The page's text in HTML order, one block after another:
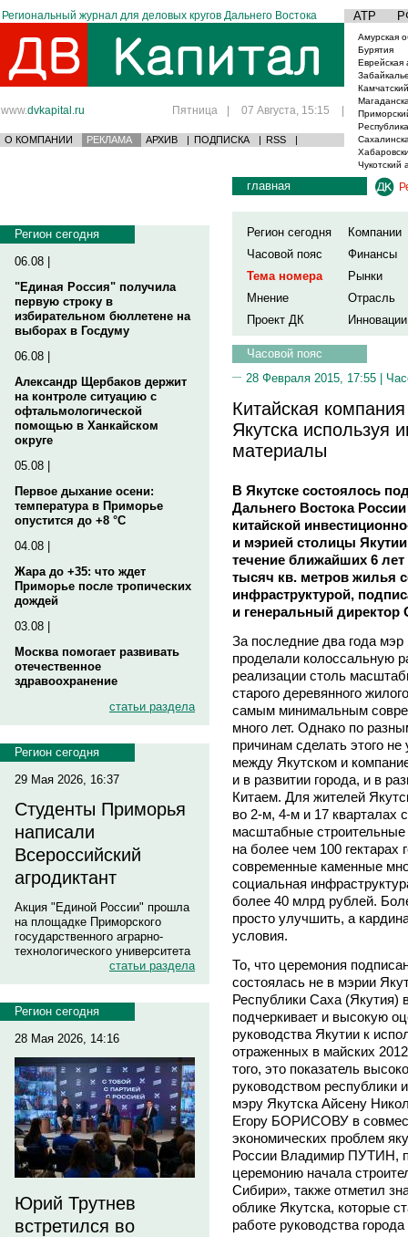
Региональный журнал для деловых кругов Дальнего Востока АТР
www.dvkapital.ru Пятница | 07 Августа, 15:15 |
О КОМПАНИИ РЕКЛАМА АРХИВ | ПОДПИСКА | RSS |
Амурская
Бурятия
Еврейская
Чукотский
Регион сегодня
06.08 |
"Единая Россия" получила
первую строку в
избирательном бюллетене на
выборах в Госдуму
06.08 |
Александр Щербаков держит
на контроле ситуацию с
офтальмологической
помощью в Ханкайском
округе
05.08 |
Первое дыхание осени:
температура в Приморье
опустится до +8 °C
04.08 |
Жара до +35: что ждет
Приморье после тропических
дождей
03.08 |
Москва помогает развивать
отечественное
здравоохранение
статьи раздела
Регион сегодня
29 Мая 2026, 16:37
Студенты Приморья
написали
Всероссийский
агродиктант
Акция "Единой России" прошла
на площадке Приморского
государственного аграрно-
технологического университета
статьи раздела
Регион сегодня
28 Мая 2026, 14:16
Юрий Трутнев
встретился во
главная
Регион сегодня
Компании
Часовой пояс
Финансы
Тема номера
Рынки
Мнение
Отрасль
Проект ДК
Инновации
Часовой пояс
28 Февраля 2015, 17:55 |
Китайская
Якутска используя
материалы
В Якутске состоялось
Дальнего Востока
китайской
и мэрией столицы
течение ближайших 6 лет
тысяч кв. метров жилья
инфраструктурой,
и генеральный
За последние два года
проделали колоссальную
реализации столь
старого деревянного
самым минимальным
много лет. Однако по
причинам сделать этого
между Якутском и
и в развитии города, и в
Китаем. Для жителей
во 2-м, 4-м и 17 кварталах
масштабные
на более чем 100 гектарах
современные каменные
социальная
более 40 млрд рублей.
просто улучшить, а
условия.
То, что церемония
состоялась не в мэрии
Республики Саха (Якутия)
подчеркивает и высокую
руководства Якутии к
отраженных в майских
того, это показатель
руководством республики
мэру Якутска Айсену
Егору БОРИСОВУ в
экономических проблем
России Владимир ПУТИН,
церемонию начала
Сибири», также отметил
облике Якутска, которые
работе руководства